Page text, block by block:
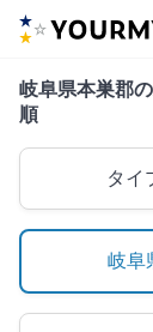
岐阜県本巣郡
順
タイ
岐阜